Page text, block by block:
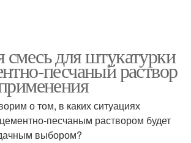
смесь для штукатурки
песчаный раствор
о том, в каких ситуациях
песчаным раствором будет
выбором?